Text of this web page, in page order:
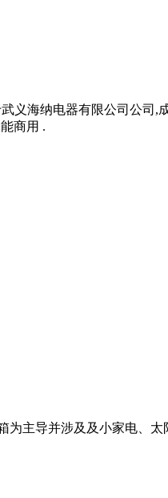
义海纳电器有限公司公
商用 .
为主导并涉及及小家电、